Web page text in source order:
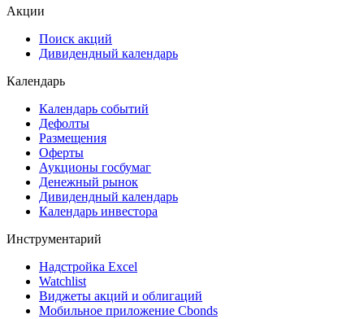
Акции
Поиск акций
Дивидендный календарь
Календарь
Календарь событий
Дефолты
Размещения
Оферты
Аукционы госбумаг
Денежный рынок
Дивидендный календарь
Календарь инвестора
Инструментарий
Надстройка Excel
Watchlist
Виджеты акций и облигаций
Мобильное приложение Cbonds